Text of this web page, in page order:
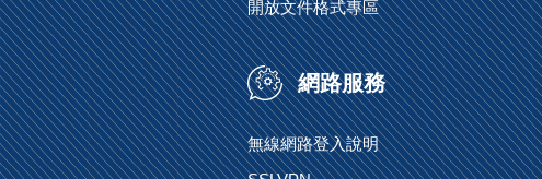
開放文件格式專區
網路服務
無線網路登入說明